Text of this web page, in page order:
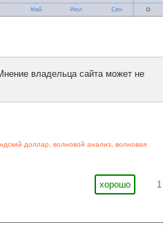
владельца сайта может не
доллар волновой анализ волновая
хорошо
1